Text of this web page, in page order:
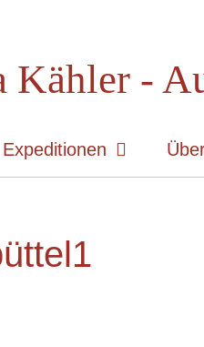
Kähler -
Expeditionen